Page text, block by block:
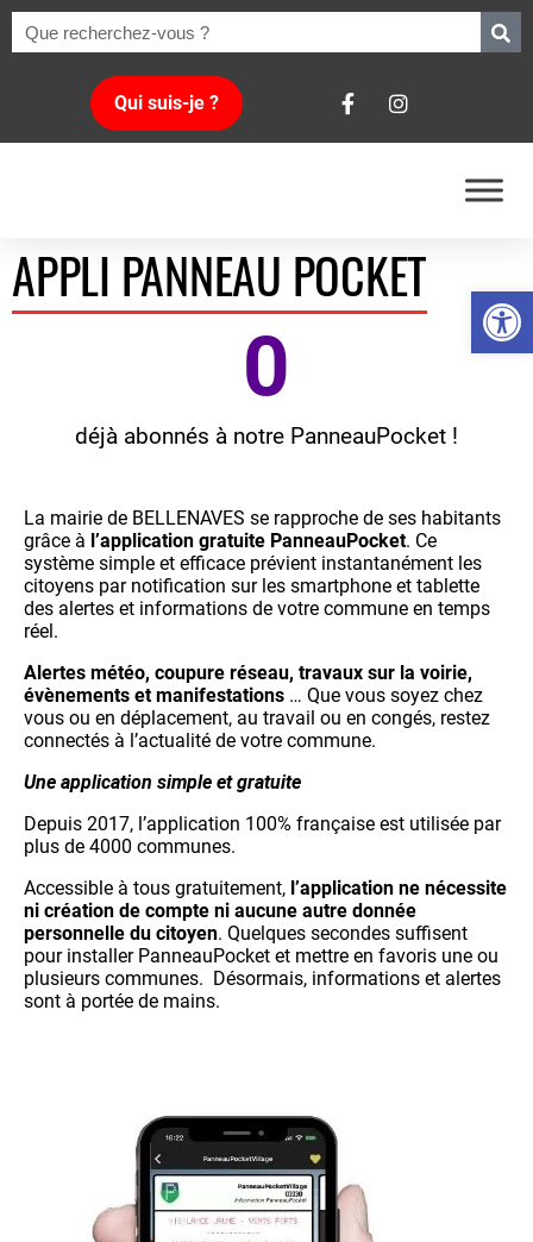
Ouvrir
Qui suis-je ?
APPLI PANNEAU POCKET
déjà abonnés à notre PanneauPocket !
0
La mairie de BELLENAVES se rapproche de ses habitants
grâce à l’application gratuite PanneauPocket. Ce
système simple et efficace prévient instantanément les
citoyens par notification sur les smartphone et tablette
des alertes et informations de votre commune en temps
réel.
Alertes météo, coupure réseau, travaux sur la voirie,
évènements et manifestations … Que vous soyez chez
vous ou en déplacement, au travail ou en congés, restez
connectés à l’actualité de votre commune.
Une application simple et gratuite
Depuis 2017, l’application 100% française est utilisée par
plus de 4000 communes.
Accessible à tous gratuitement, l’application ne nécessite
ni création de compte ni aucune autre donnée
personnelle du citoyen. Quelques secondes suffisent
pour installer PanneauPocket et mettre en favoris une ou
plusieurs communes. Désormais, informations et alertes
sont à portée de mains.